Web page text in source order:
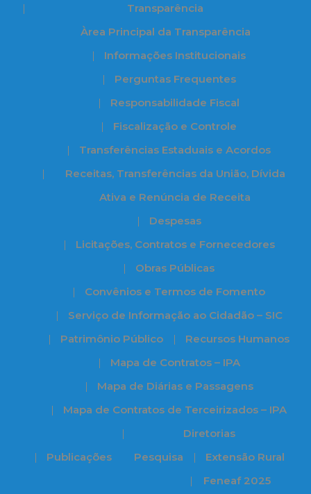
Transparência
Àrea Principal da Transparência
Informações Institucionais
Perguntas Frequentes
Responsabilidade Fiscal
Fiscalização e Controle
Transferências Estaduais e Acordos
Receitas, Transferências da União, Dívida
Ativa e Renúncia de Receita
Despesas
Licitações, Contratos e Fornecedores
Obras Públicas
Convênios e Termos de Fomento
Serviço de Informação ao Cidadão – SIC
Patrimônio Público
Recursos Humanos
Mapa de Contratos – IPA
Mapa de Diárias e Passagens
Mapa de Contratos de Terceirizados – IPA
Publicações
Diretorias
Pesquisa
Extensão Rural
Feneaf 2025